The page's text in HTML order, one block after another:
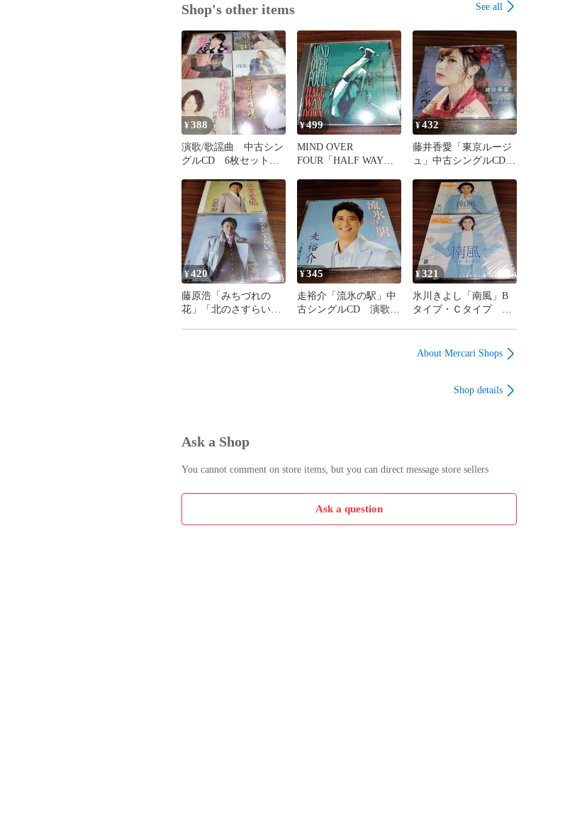
Shop's other items See all
¥388
演歌/歌謡曲 中古シン
グルCD 6枚セット
理番号260806-311
¥499
MIND OVER
FOUR「HALF WAY
CD オルタナティヴメ
タル 管理番号260806-
140
¥432
藤井香愛「東京ルージ
ュ」中古シングルCD
260806-140
¥420
藤原浩「みちづれの
花」「北のさすらい」
¥345
走裕介「流氷の駅」中
古シングルCD 演歌/
¥321
氷川きよし「南風」B
タイプ・Ｃタイプ 未
管理番号260806-140
About Mercari Shops
Shop details
Ask a Shop
You cannot comment on store items, but you can direct message store sellers
Ask a question